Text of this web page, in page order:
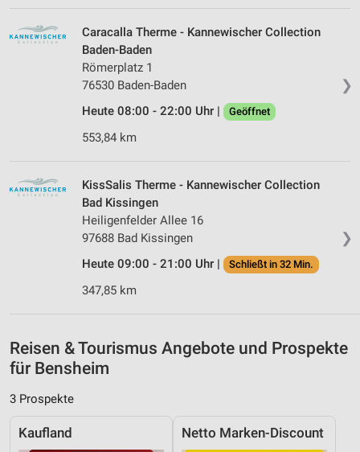
❯
Caracalla Therme - Kannewischer Collection
Baden-Baden
Römerplatz 1
76530 Baden-Baden
Heute 08:00 - 22:00 Uhr |
Geöffnet
553,84 km
❯
KissSalis Therme - Kannewischer Collection
Bad Kissingen
Heiligenfelder Allee 16
97688 Bad Kissingen
Heute 09:00 - 21:00 Uhr |
Schließt in 32 Min.
347,85 km
Reisen & Tourismus Angebote und Prospekte
für Bensheim
3 Prospekte
Kaufland Netto Marken-Discount
Speichern von oder Zugriff auf Informationen
auf einem Endgerät
Verwendung reduzierter Daten zur Auswahl von
Werbeanzeigen
Erstellung von Profilen für personalisierte
Verwendung von Profilen zur Auswahl
personalisierter Werbung
Erstellung von Profilen zur Personalisierung
von Inhalten
personalisierter Inhalte
Messung der Performance von Inhalten
Analyse von Zielgruppen durch Statistiken oder
Kombinationen von Daten aus verschiedenen